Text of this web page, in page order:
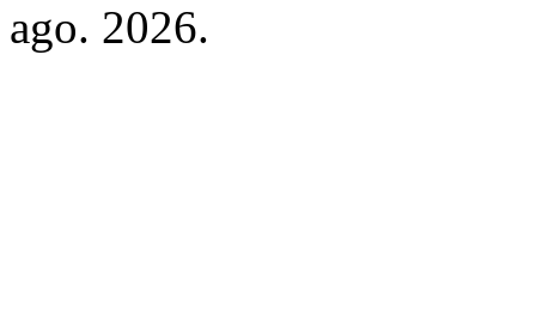
ago. 2026.